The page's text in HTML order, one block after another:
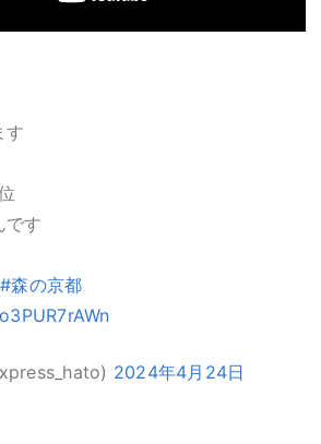
す
です
#森の京都
2024年4月24日